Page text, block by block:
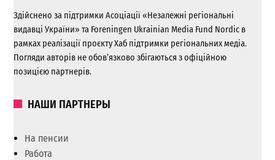
Здійснено за підтримки Асоціації «Незалежні регіональні
видавці України» та Foreningen Ukrainian Media Fund Nordic в
рамках реалізації проєкту Хаб підтримки регіональних медіа.
Погляди авторів не обов’язково збігаються з офіційною
позицією партнерів.
НАШИ ПАРТНЕРЫ
На пенсии
Работа